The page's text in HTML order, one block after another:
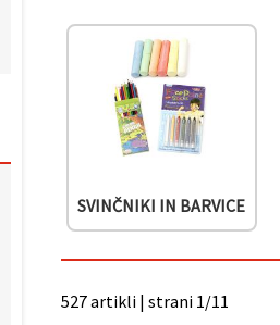
SVINČNIKI IN BARVICE
527 artikli | strani 1/11